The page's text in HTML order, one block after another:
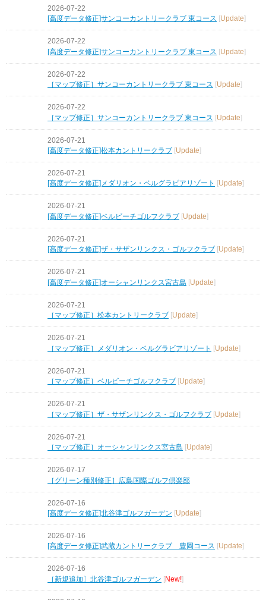
2026-07-22
[高度データ修正]サンコーカントリークラブ 東コース [Update]
2026-07-22
[高度データ修正]サンコーカントリークラブ 東コース [Update]
2026-07-22
［マップ修正］サンコーカントリークラブ 東コース [Update]
2026-07-22
［マップ修正］サンコーカントリークラブ 東コース [Update]
2026-07-21
[高度データ修正]松本カントリークラブ [Update]
2026-07-21
[高度データ修正]メダリオン・ベルグラビアリゾート
Update
2026-07-21
[高度データ修正]ベルビーチゴルフクラブ [Update]
2026-07-21
[高度データ修正]ザ・サザンリンクス・ゴルフクラブ
Update
2026-07-21
[高度データ修正]オーシャンリンクス宮古島 [Update]
2026-07-21
［マップ修正］松本カントリークラブ
Update
2026-07-21
［マップ修正］メダリオン・ベルグラビアリゾート
[Update]
2026-07-21
［マップ修正］ベルビーチゴルフクラブ [Update]
2026-07-21
［マップ修正］ザ・サザンリンクス・ゴルフクラブ [Update]
2026-07-21
［マップ修正］オーシャンリンクス宮古島 [Update]
2026-07-17
［グリーン種別修正］広島国際ゴルフ倶楽部
2026-07-16
[高度データ修正]北谷津ゴルフガーデン [Update]
2026-07-16
[高度データ修正]武蔵カントリークラブ 豊岡コース
Update
2026-07-16
［新規追加〕北谷津ゴルフガーデン [New!]